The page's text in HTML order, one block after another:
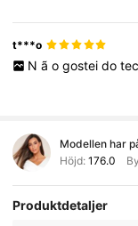
t***o
N ã o gostei do
Modellen har
Höjd: 176.0
Produktdetaljer